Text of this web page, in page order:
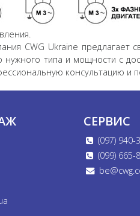
CWG Ukraine
нужного типа и мощности с
консультацию и
СЕРВИС
(097) 940-
(099) 665-